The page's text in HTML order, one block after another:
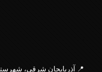
📍 آذربایجان شرقی،